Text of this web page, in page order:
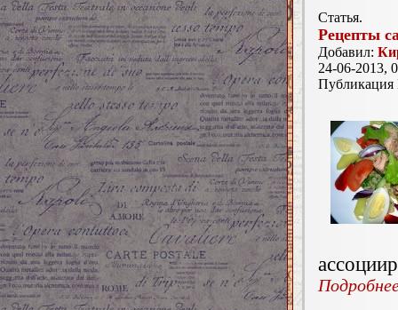
Статья.
Рецепты
Добавил:
24-06-2013,